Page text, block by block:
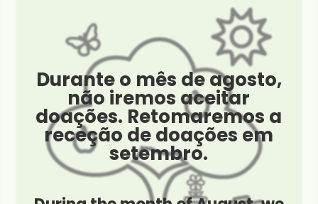
Durante o mês de agosto,
não iremos aceitar
doações. Retomaremos a
receção de doações em
setembro.